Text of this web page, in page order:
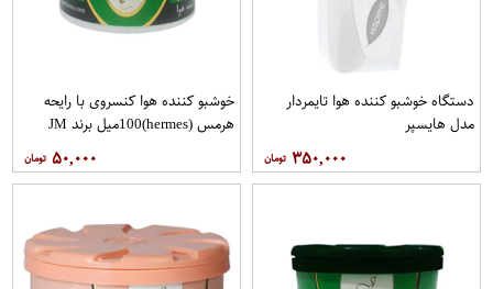
دستگاه خوشبو کننده هوا تایمردار
مدل هایسپر
۳۵۰,۰۰۰
خوشبو کننده هوا کنسروی با رایحه
هرمس (hermes)100میل برند JM
۵۰,۰۰۰